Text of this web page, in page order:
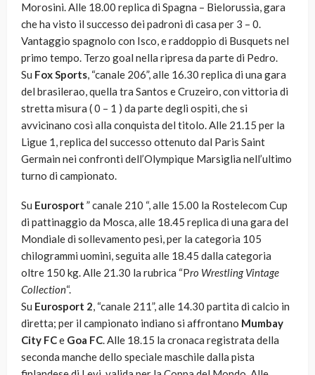
Morosini. Alle 18.00 replica di Spagna – Bielorussia, gara
che ha visto il successo dei padroni di casa per 3 – 0.
Vantaggio spagnolo con Isco, e raddoppio di Busquets nel
primo tempo. Terzo goal nella ripresa da parte di Pedro.
Su Fox Sports, “canale 206”, alle 16.30 replica di una gara
del brasilerao, quella tra Santos e Cruzeiro, con vittoria di
stretta misura ( 0 – 1 ) da parte degli ospiti, che si
avvicinano così alla conquista del titolo. Alle 21.15 per la
Ligue 1, replica del successo ottenuto dal Paris Saint
Germain nei confronti dell’Olympique Marsiglia nell’ultimo
turno di campionato.
Su Eurosport ” canale 210 “, alle 15.00 la Rostelecom Cup
di pattinaggio da Mosca, alle 18.45 replica di una gara del
Mondiale di sollevamento pesi, per la categoria 105
chilogrammi uomini, seguita alle 18.45 dalla categoria
oltre 150 kg. Alle 21.30 la rubrica “Pro Wrestling Vintage
Collection“.
Su Eurosport 2, “canale 211”, alle 14.30 partita di calcio in
diretta; per il campionato indiano si affrontano Mumbay
City FCe Goa FC. Alle 18.15 la cronaca registrata della
seconda manche dello speciale maschile dalla pista